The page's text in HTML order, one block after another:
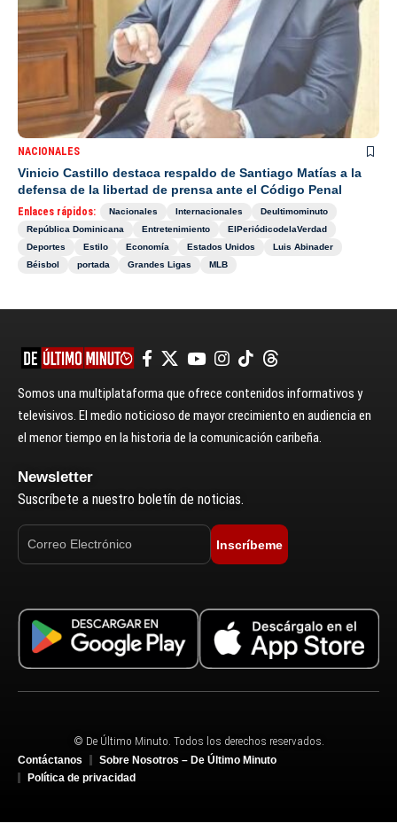
NACIONALES
Vinicio Castillo destaca respaldo de Santiago Matías a la
defensa de la libertad de prensa ante el Código Penal
Enlaces rápidos: Nacionales Internacionales
Deultimominuto
República Dominicana
Entretenimiento
ElPeriódicodelaVerdad
Deportes
Estilo Economía Estados Unidos
Luis Abinader
Béisbol
portada Grandes Ligas MLB
Somos una multiplataforma que ofrece contenidos informativos y
televisivos. El medio noticioso de mayor crecimiento en audiencia en
el menor tiempo en la historia de la comunicación caribeña.
Newsletter
Suscríbete a nuestro boletín de noticias.
Inscríbeme
© De Último Minuto. Todos los derechos reservados.
Contáctanos
Sobre Nosotros – De Último Minuto
Política de privacidad